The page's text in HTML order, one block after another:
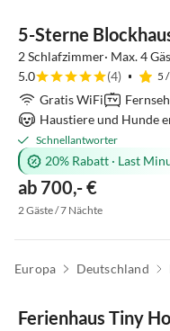
2 Schlafzimmer· Max. 4
5.0
(4) 5
Gratis WiFi
Haustiere und Hunde
Schnellantworter
20% Rabatt · Last
ab 700,- €
2 Gäste / 7 Nächte
Europa Deutschland